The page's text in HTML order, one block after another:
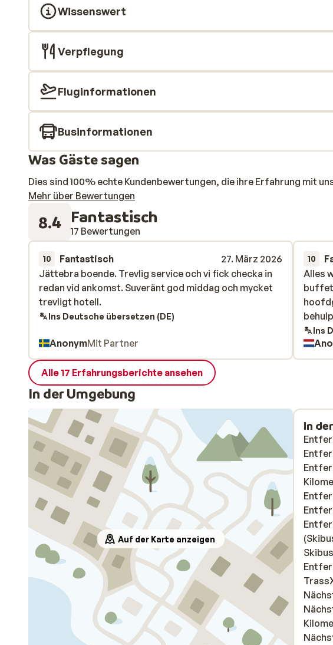
Wissenswert
Verpflegung
Fluginformationen
Businformationen
Was Gäste sagen
Dies sind 100% echte Kundenbewertungen, die ihre Erfahrung mit
Mehr über Bewertungen
8.4 Fantastisch
17 Bewertungen
10 Fantastisch
27. März 2026
Jättebra boende. Trevlig service och vi fick checka in
redan vid ankomst. Suveränt god middag och mycket
trevligt hotell.
Jättebra boende. Trevlig service och vi fick checka in
redan vid ankomst. Suveränt god middag och mycket
trevligt hotell.
Ins Deutsche übersetzen (DE)
AnonymMit Partner
10
Alles
Alles
Ins
Alle 17 Erfahrungsberichte ansehen
In der Umgebung
Auf der Karte anzeigen
In